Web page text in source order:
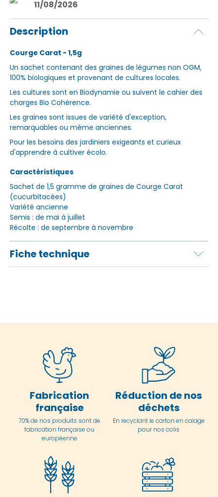
11/08/2026
Description
Courge Carat - 1,5g
Un sachet contenant des graines de légumes non OGM,
100% biologiques et provenant de cultures locales.
Les cultures sont en Biodynamie ou suivent le cahier des
charges Bio Cohérence.
Les graines sont issues de variété d'exception,
remarquables ou même anciennes.
Pour les besoins des jardiniers exigeants et curieux
d'apprendre à cultiver écolo.
Caractéristiques
Sachet de 1,5 gramme de graines de Courge Carat
(cucurbitacées)
Variété ancienne
Semis : de mai à juillet
Récolte : de septembre à novembre
Fiche technique
Fabrication
française
70% de nos produits sont de
fabrication française ou
européenne
Réduction de nos
déchets
En recyclant le carton en calage
pour nos colis